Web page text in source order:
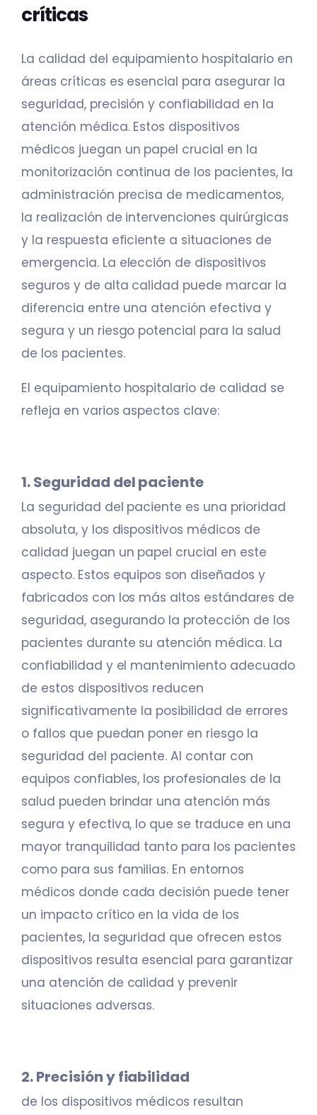
críticas
La calidad del equipamiento hospitalario en
áreas críticas es esencial para asegurar la
seguridad, precisión y confiabilidad en la
atención médica. Estos dispositivos
médicos juegan un papel crucial en la
monitorización continua de los pacientes, la
administración precisa de medicamentos,
la realización de intervenciones quirúrgicas
y la respuesta eficiente a situaciones de
emergencia. La elección de dispositivos
seguros y de alta calidad puede marcar la
diferencia entre una atención efectiva y
segura y un riesgo potencial para la salud
de los pacientes.
El equipamiento hospitalario de calidad se
refleja en varios aspectos clave:
1. Seguridad del paciente
La seguridad del paciente es una prioridad
absoluta, y los dispositivos médicos de
calidad juegan un papel crucial en este
aspecto. Estos equipos son diseñados y
fabricados con los más altos estándares de
seguridad, asegurando la protección de los
pacientes durante su atención médica. La
confiabilidad y el mantenimiento adecuado
de estos dispositivos reducen
significativamente la posibilidad de errores
o fallos que puedan poner en riesgo la
seguridad del paciente. Al contar con
equipos confiables, los profesionales de la
salud pueden brindar una atención más
segura y efectiva, lo que se traduce en una
mayor tranquilidad tanto para los pacientes
como para sus familias. En entornos
médicos donde cada decisión puede tener
un impacto crítico en la vida de los
pacientes, la seguridad que ofrecen estos
dispositivos resulta esencial para garantizar
una atención de calidad y prevenir
situaciones adversas.
2. Precisión y fiabilidad
de los dispositivos médicos resultan